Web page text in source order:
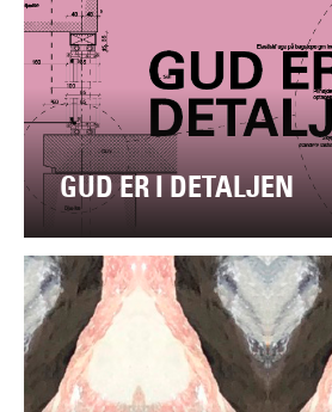
GUD ER I DETALJEN